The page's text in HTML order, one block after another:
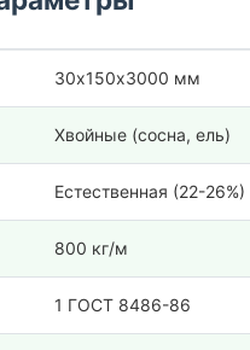
30х150х3000 мм
Хвойные (сосна, ель)
Естественная (22-26%)
800 кг/м
1 ГОСТ 8486-86